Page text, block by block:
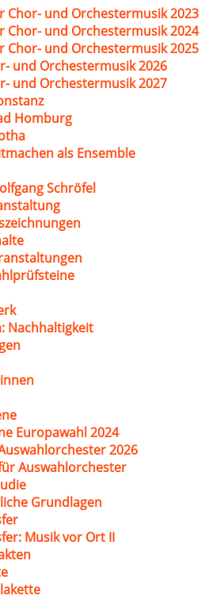
Chor- und Orchestermusik 2023
Chor- und Orchestermusik 2024
Chor- und Orchestermusik 2025
und Orchestermusik 2026
und Orchestermusik 2027
Homburg
als Ensemble
Schröfel
Nachhaltigkeit
Europawahl 2024
2026
Auswahlorchester
Grundlagen
Musik vor Ort II